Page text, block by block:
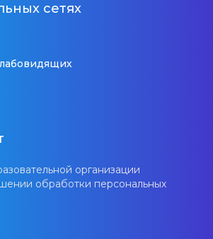
сетях
организации
обработки персональных